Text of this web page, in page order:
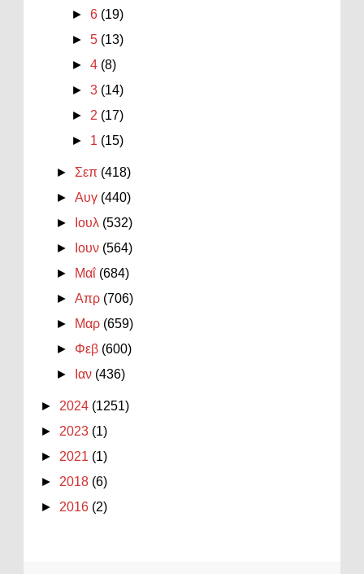
►6 (19)
►5 (13)
►4 (8)
►3 (14)
► 2 (17)
► 1 (15)
► Σεπ (418)
►Αυγ (440)
►
Ιουλ (532)
►
Ιουν (564)
►
Μαΐ (684)
►Απρ (706)
►
Μαρ (659)
► Φεβ (600)
►
Ιαν (436)
► 2024 (1251)
► 2023 (1)
► 2021 (1)
► 2018 (6)
► 2016 (2)